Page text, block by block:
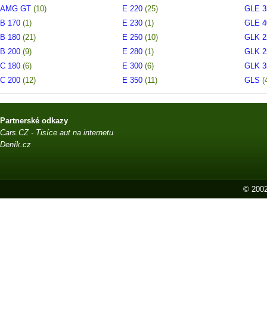
AMG GT (10)
B 170 (1)
B 180 (21)
B 200 (9)
C 180 (6)
C 200 (12)
E 220 (25)
E 230 (1)
E 250 (10)
E 280 (1)
E 300 (6)
E 350 (11)
GLE
GLE
GLK
GLK
GLK
GLS
Partnerské odkazy
Cars.CZ - Tisíce aut na internetu
Deník.cz
©